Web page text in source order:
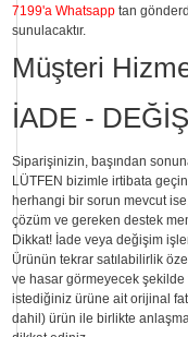
7199'a Whatsapp tan
sunulacaktır.
Müşteri
İADE -
Siparişinizin, başından
LÜTFEN bizimle irtibata
herhangi bir sorun mevcut
çözüm ve gereken destek
Dikkat! İade veya değişim
Ürünün tekrar satılabilirlik
ve hasar görmeyecek
istediğiniz ürüne ait orijinal
dahil) ürün ile birlikte